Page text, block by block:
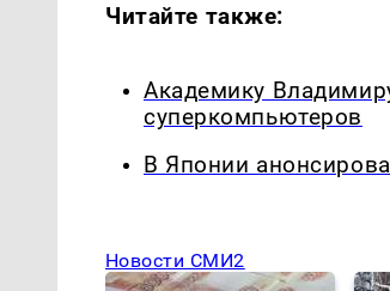
Читайте также:
Академику
суперкомпьютеров
В Японии
Новости СМИ2